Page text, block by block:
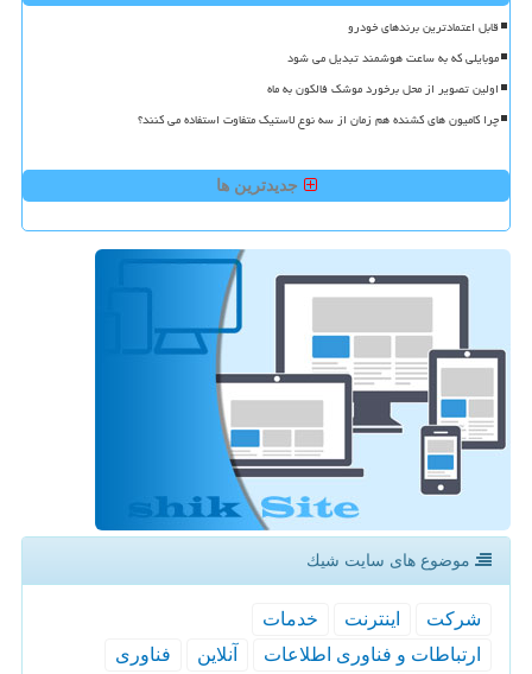
قابل اعتمادترین برندهای خودرو
موبایلی که به ساعت هوشمند تبدیل می شود
اولین تصویر از محل برخورد موشک فالکون به ماه
چرا کامیون های کشنده هم زمان از سه نوع لاستیک متفاوت استفاده می کنند؟
جدیدترین ها
موضوع های سایت شیك
شركت اینترنت
خدمات
ارتباطات و فناوری اطلاعات
آنلاین
فناوری